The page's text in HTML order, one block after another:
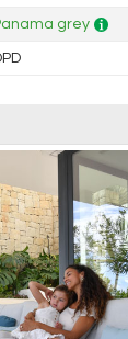
grey